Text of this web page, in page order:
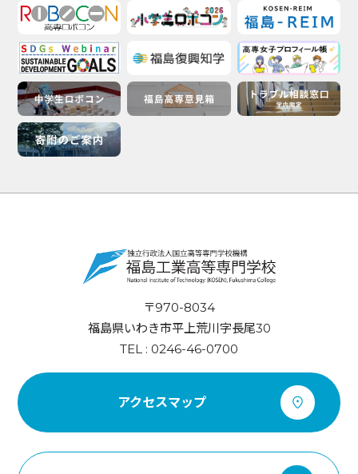
〒970-8034
福島県いわき市平上荒川字長尾30
TEL : 0246-46-0700
アクセスマップ